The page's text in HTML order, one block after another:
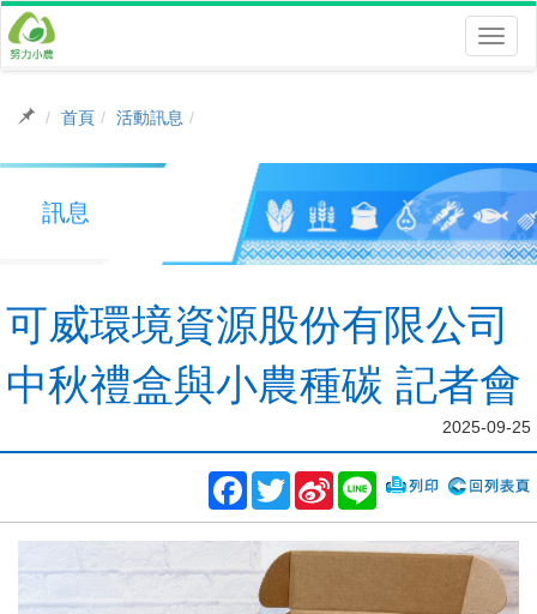
首頁 活動訊息
訊息
可威環境資源股份有限公司
中秋禮盒與小農種碳 記者會
2025-09-25
Facebook
TwitterSina
Weibo
Line